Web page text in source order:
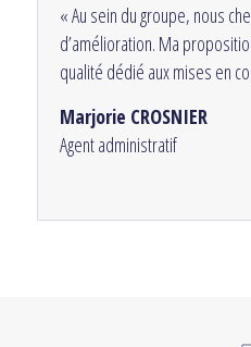
« Au sein du groupe, nous
d’amélioration. Ma
qualité dédié aux mises en
Marjorie CROSNIER
Agent administratif